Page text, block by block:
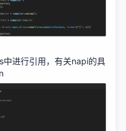
进行引用，有关napi的具